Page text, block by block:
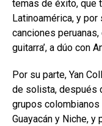
temas de éxito, que
Latinoamérica, y
canciones peruanas,
guitarra’, a dúo con
Por su parte, Yan
de solista, después
grupos
Guayacán y Niche,